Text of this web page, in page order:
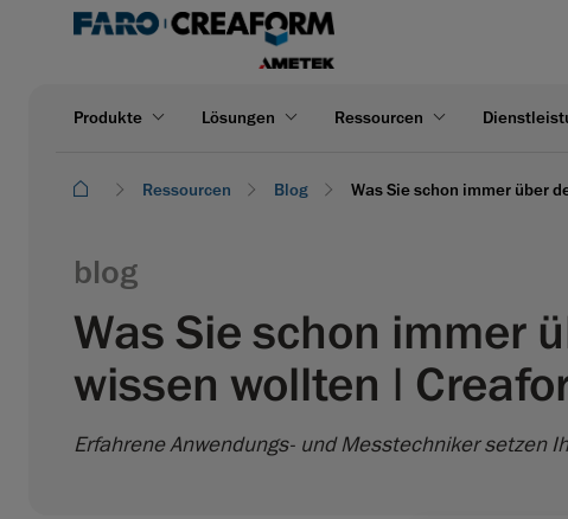
Produkte Lösungen Ressourcen
Ressourcen Blog Was Sie schon immer über
blog
Was Sie schon immer
wissen wollten |
Erfahrene Anwendungs- und Messtechniker setzen